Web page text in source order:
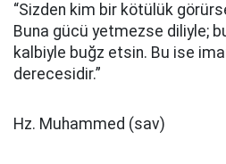
“Sizden kim bir kötülük
Buna gücü yetmezse diliyle;
kalbiyle buğz etsin. Bu ise
derecesidir.”
Hz. Muhammed (sav)